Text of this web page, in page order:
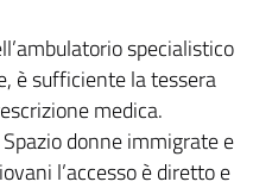
specialistico
è sufficiente la tessera
medica.
donne immigrate e
l’accesso è diretto e